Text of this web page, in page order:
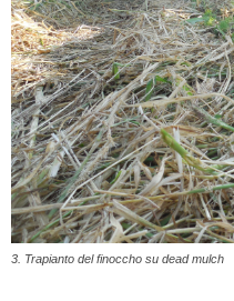
3. Trapianto del finoccho su dead mulch